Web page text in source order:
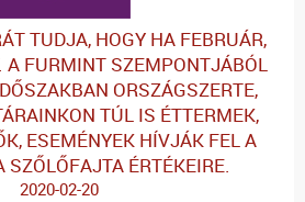
TUDJA, HOGY HA FEBRUÁR,
A FURMINT SZEMPONTJÁBÓL
ORSZÁGSZERTE,
TÚL IS ÉTTERMEK,
ESEMÉNYEK HÍVJÁK FEL A
SZŐLŐFAJTA ÉRTÉKEIRE.
2020-02-20